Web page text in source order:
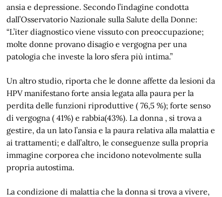
ansia e depressione. Secondo l’indagine condotta
dall’Osservatorio Nazionale sulla Salute della Donne:
“L’iter diagnostico viene vissuto con preoccupazione;
molte donne provano disagio e vergogna per una
patologia che investe la loro sfera più intima.”
Un altro studio, riporta che le donne affette da lesioni da
HPV manifestano forte ansia legata alla paura per la
perdita delle funzioni riproduttive ( 76,5 %); forte senso
di vergogna ( 41%) e rabbia(43%). La donna , si trova a
gestire, da un lato l’ansia e la paura relativa alla malattia e
ai trattamenti; e dall’altro, le conseguenze sulla propria
immagine corporea che incidono notevolmente sulla
propria autostima.
La condizione di malattia che la donna si trova a vivere,